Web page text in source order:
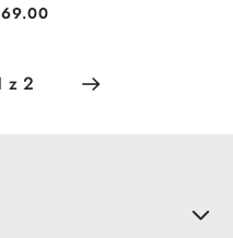
+ XPE 195 CM
Cena:
69.00